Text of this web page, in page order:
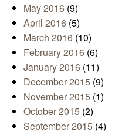
May 2016 (9)
April 2016 (5)
March 2016 (10)
February 2016 (6)
January 2016 (11)
December 2015 (9)
November 2015 (1)
October 2015 (2)
September 2015 (4)